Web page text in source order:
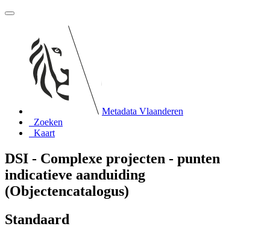
Metadata Vlaanderen
Zoeken
Kaart
DSI - Complexe projecten - punten
indicatieve aanduiding
(Objectencatalogus)
Standaard